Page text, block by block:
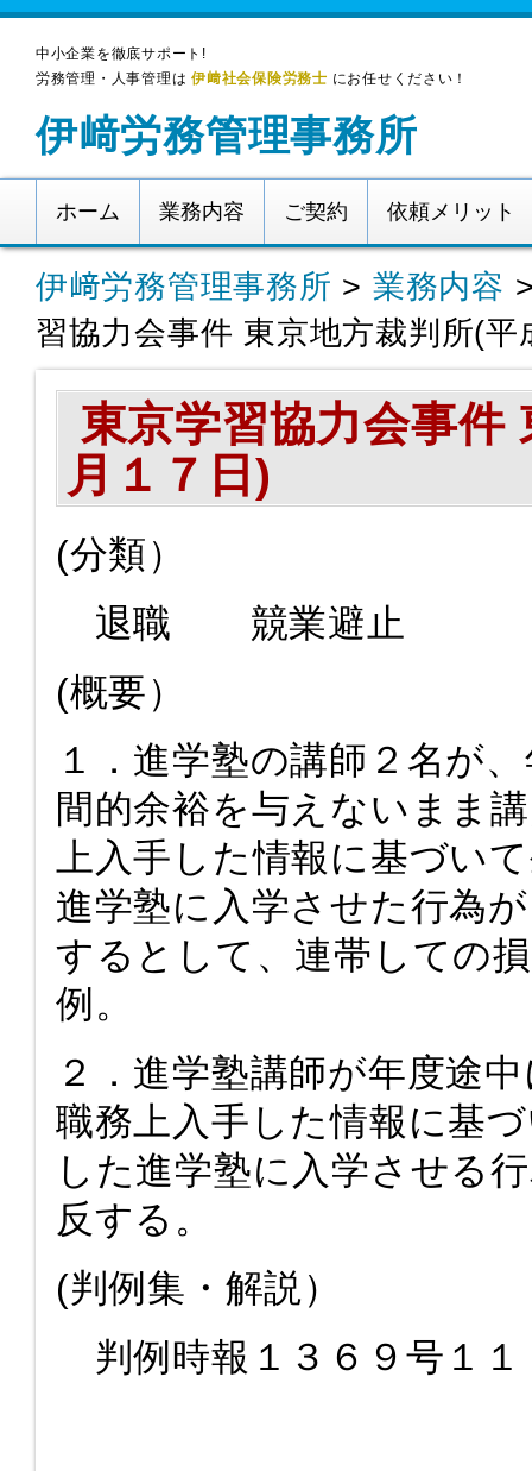
中小企業を徹底サポート!
労務管理・人事管理は伊﨑社会保険労務士 にお任せください！
伊﨑労務管理事務所
ホーム 業務内容 ご契約 依頼メリット
伊﨑労務管理事務所 > 業務内容
習協力会事件 東京地方裁判所(平
東京学習協力会事件
月１７日)
(分類）
退職 競業避止
(概要）
１．進学塾の講師２名が
間的余裕を与えないまま
上入手した情報に基づい
進学塾に入学させた行為
するとして、連帯しての
例。
２．進学塾講師が年度途
職務上入手した情報に基
した進学塾に入学させる
反する。
(判例集・解説）
判例時報１３６９号１